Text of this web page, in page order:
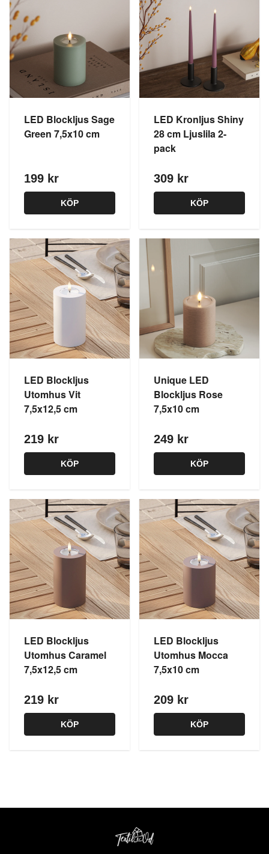
LED Blockljus Sage
Green 7,5x10 cm
199 kr
KÖP
LED Kronljus Shiny
28 cm Ljuslila 2-
pack
309 kr
KÖP
LED Blockljus
Utomhus Vit
7,5x12,5 cm
219 kr
KÖP
Unique LED
Blockljus Rose
7,5x10 cm
249 kr
KÖP
LED Blockljus
Utomhus Caramel
7,5x12,5 cm
219 kr
KÖP
LED Blockljus
Utomhus Mocca
7,5x10 cm
209 kr
KÖP